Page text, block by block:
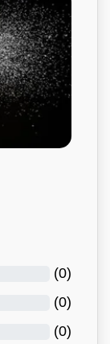
(
0
)
(
0
)
(
0
)